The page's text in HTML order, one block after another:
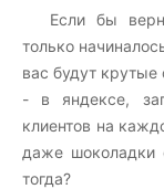
Если бы
только
вас будут
- в яндексе,
клиентов на
даже
тогда?